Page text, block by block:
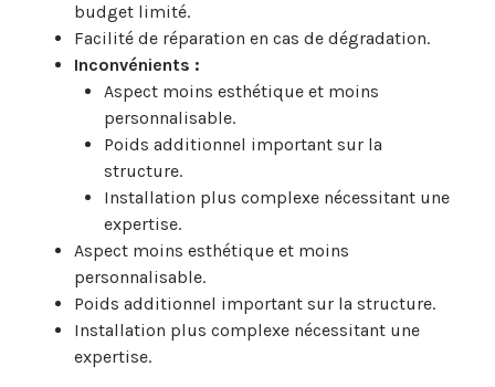
budget limité.
Facilité de réparation en cas de dégradation.
Inconvénients :
Aspect moins esthétique et moins
personnalisable.
Poids additionnel important sur la
structure.
Installation plus complexe nécessitant une
expertise.
Aspect moins esthétique et moins
personnalisable.
Poids additionnel important sur la structure.
Installation plus complexe nécessitant une
expertise.